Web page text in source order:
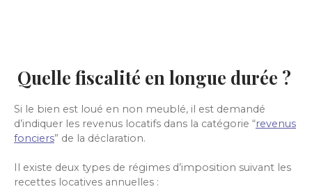
Quelle fiscalité en longue durée ?
Si le bien est loué en non meublé, il est demandé
d’indiquer les revenus locatifs dans la catégorie “revenus
fonciers” de la déclaration.
Il existe deux types de régimes d’imposition suivant les
recettes locatives annuelles :